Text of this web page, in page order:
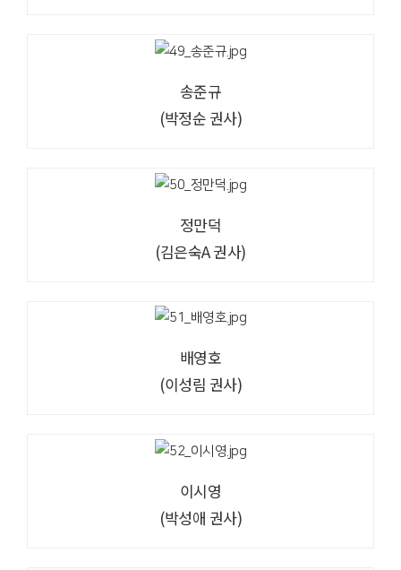
송준규
(박정순 권사)
정만덕
(김은숙A 권사)
배영호
(이성림 권사)
이시영
(박성애 권사)